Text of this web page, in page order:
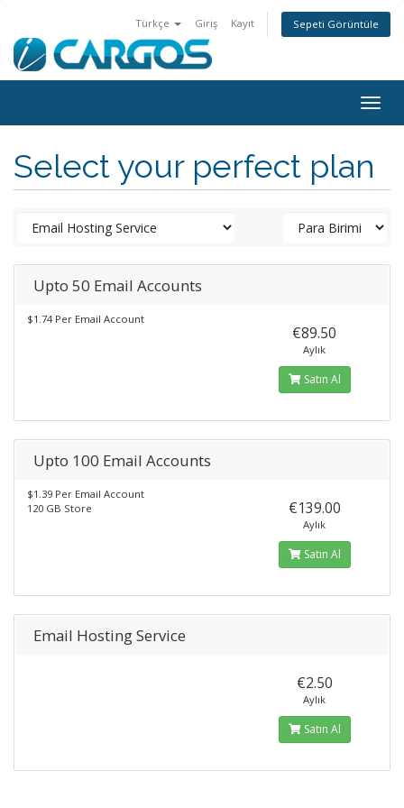
Türkçe Giriş Kayıt Sepeti Görüntüle
Select your perfect plan
Upto 50 Email Accounts
$1.74 Per Email Account
€89.50
Aylık
Satın Al
Upto 100 Email Accounts
$1.39 Per Email Account
120 GB Store
€139.00
Aylık
Satın Al
Email Hosting Service
€2.50
Aylık
Satın Al